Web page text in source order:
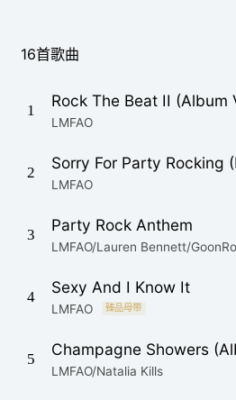
16首歌曲
1
Rock The Beat II (Album
LMFAO
2
LMFAO
3
Party Rock Anthem
LMFAO/Lauren Bennett/
4
Sexy And I Know It
LMFAO 臻品母带
5
Champagne Showers
LMFAO/Natalia Kills